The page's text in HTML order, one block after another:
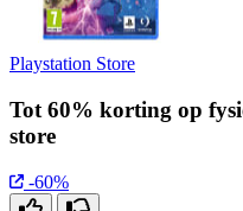
Playstation Store
Tot 60% korting op
store
-60%